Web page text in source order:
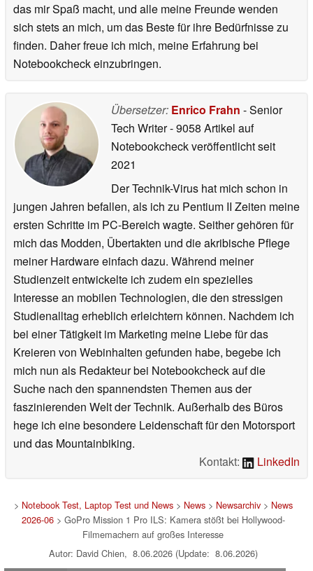
das mir Spaß macht, und alle meine Freunde wenden
sich stets an mich, um das Beste für ihre Bedürfnisse zu
finden. Daher freue ich mich, meine Erfahrung bei
Notebookcheck einzubringen.
Übersetzer: Enrico Frahn - Senior
Tech Writer- 9058 Artikel auf
Notebookcheck veröffentlichtseit
2021
Der Technik-Virus hat mich schon in
jungen Jahren befallen, als ich zu Pentium II Zeiten meine
ersten Schritte im PC-Bereich wagte. Seither gehören für
mich das Modden, Übertakten und die akribische Pflege
meiner Hardware einfach dazu. Während meiner
Studienzeit entwickelte ich zudem ein spezielles
Interesse an mobilen Technologien, die den stressigen
Studienalltag erheblich erleichtern können. Nachdem ich
bei einer Tätigkeit im Marketing meine Liebe für das
Kreieren von Webinhalten gefunden habe, begebe ich
mich nun als Redakteur bei Notebookcheck auf die
Suche nach den spannendsten Themen aus der
faszinierenden Welt der Technik. Außerhalb des Büros
hege ich eine besondere Leidenschaft für den Motorsport
und das Mountainbiking.
Kontakt:
LinkedIn
> Notebook Test, Laptop Test und News> News> Newsarchiv> News
2026-06> GoPro Mission 1 Pro ILS: Kamera stößt bei Hollywood-
Filmemachern auf großes Interesse
Autor: David Chien, 8.06.2026 (Update: 8.06.2026)